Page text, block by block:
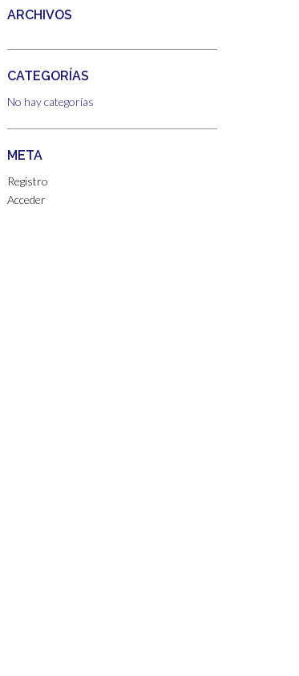
ARCHIVOS
CATEGORÍAS
No hay categorías
META
Registro
Acceder